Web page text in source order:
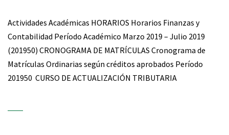
Actividades Académicas HORARIOS Horarios Finanzas y
Contabilidad Período Académico Marzo 2019 – Julio 2019
(201950) CRONOGRAMA DE MATRÍCULAS Cronograma de
Matrículas Ordinarias según créditos aprobados Período
201950 CURSO DE ACTUALIZACIÓN TRIBUTARIA